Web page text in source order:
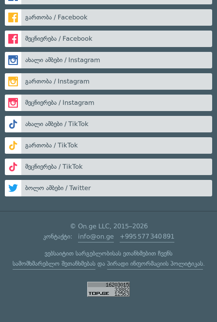
გართობა / Facebook
მეცნიერება / Facebook
ახალი ამბები / Instagram
გართობა / Instagram
მეცნიერება / Instagram
ახალი ამბები / TikTok
გართობა / TikTok
მეცნიერება / TikTok
ბოლო ამბები / Twitter
© On.ge LLC, 2015–2026
კონტაქტი: info@on.ge +995 577 340 891
ვებსაიტით სარგებლობისას ეთანხმებით ჩვენს
სამომხმარებლო შეთანხმებასდა პირადი ინფორმაციის პოლიტიკას.